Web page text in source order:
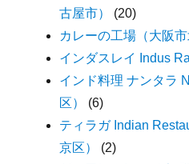
古屋市）
(20)
カレーの工場（大阪市
インダスレイ Indus
インド料理 ナンタラ
区）
(6)
ティラガ Indian
京区）
(2)